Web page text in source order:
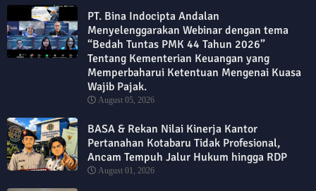
PT. Bina Indocipta Andalan
Menyelenggarakan Webinar dengan tema
“Bedah Tuntas PMK 44 Tahun 2026”
Tentang Kementerian Keuangan yang
Memperbaharui Ketentuan Mengenai Kuasa
Wajib Pajak.
August 05, 2026
BASA & Rekan Nilai Kinerja Kantor
Pertanahan Kotabaru Tidak Profesional,
Ancam Tempuh Jalur Hukum hingga RDP
August 01, 2026